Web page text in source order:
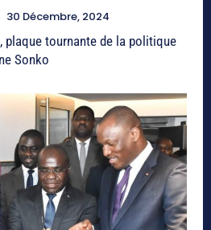
30 Décembre, 2024
plaque tournante de la politique
Sonko